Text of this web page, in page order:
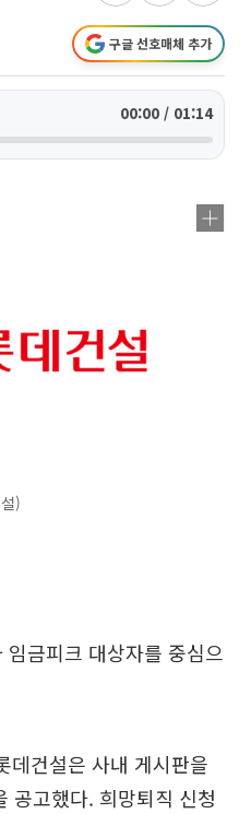
구글 선호매체 추가
00:00 / 01:14
)
금피크 대상자를 중심으
데건설은 사내 게시판을
공고했다. 희망퇴직 신청